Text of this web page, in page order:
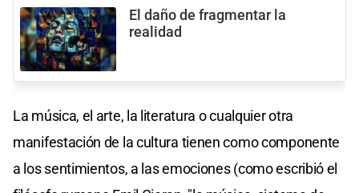
El daño de fragmentar la
realidad
La música, el arte, la literatura o cualquier otra
manifestación de la cultura tienen como componente
a los sentimientos, a las emociones (como escribió el